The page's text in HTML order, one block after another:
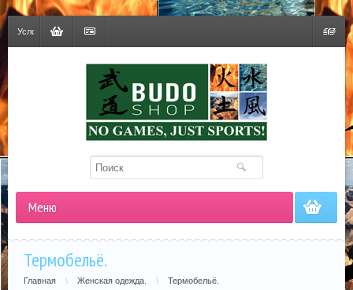
Гривна
Условия
Меню
Термобельё.
Главная \ Женская одежда. \ Термобельё.